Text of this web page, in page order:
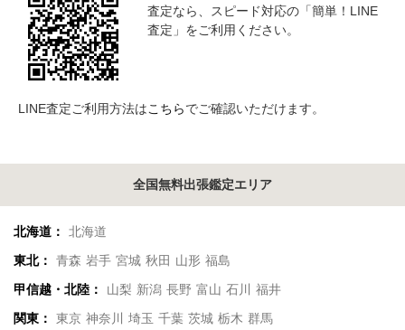
査定なら、スピード対応の「簡単！LINE
査定」をご利用ください。
LINE査定ご利用方法はこちらでご確認いただけます。
全国無料出張鑑定エリア
北海道：
北海道
東北：
青森 岩手 宮城 秋田 山形 福島
甲信越・北陸：
山梨 新潟 長野 富山 石川
福井
関東：
東京 神奈川 埼玉 千葉 茨城 栃木 群馬